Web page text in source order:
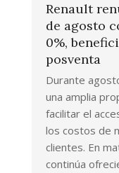
Renault
de agosto
0%,
posventa
Durante
una amplia
facilitar el
los costos de
clientes. En
continúa